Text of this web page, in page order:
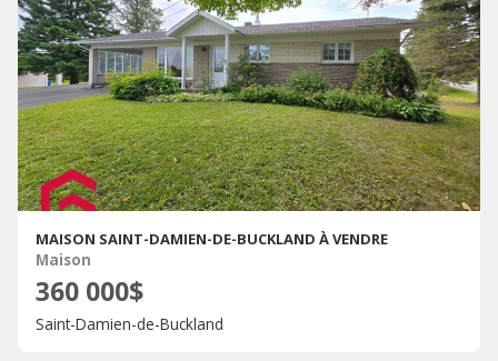
MAISON SAINT-DAMIEN-DE-BUCKLAND À VENDRE
Maison
360 000$
Saint-Damien-de-Buckland